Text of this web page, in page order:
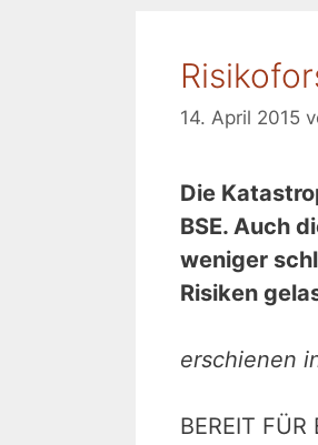
14. April 2015
Die
BSE. Auch
weniger
Risiken
erschienen
BEREIT